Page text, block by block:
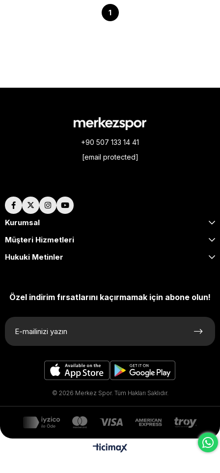
1
+90 507 133 14 41
[email protected]
Kurumsal
Müşteri Hizmetleri
Hukuki Metinler
Özel indirim fırsatlarını kaçırmamak için abone olun!
© 2026 Merkez Spor. Tüm Hakları Saklıdır.